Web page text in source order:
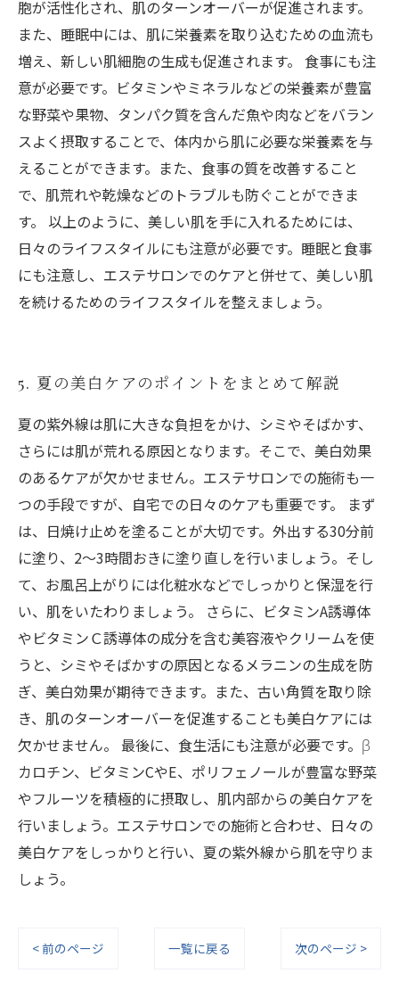
胞が活性化され、肌のターンオーバーが促進されます。
また、睡眠中には、肌に栄養素を取り込むための血流も
増え、新しい肌細胞の生成も促進されます。 食事にも注
意が必要です。ビタミンやミネラルなどの栄養素が豊富
な野菜や果物、タンパク質を含んだ魚や肉などをバラン
スよく摂取することで、体内から肌に必要な栄養素を与
えることができます。また、食事の質を改善すること
で、肌荒れや乾燥などのトラブルも防ぐことができま
す。 以上のように、美しい肌を手に入れるためには、
日々のライフスタイルにも注意が必要です。睡眠と食事
にも注意し、エステサロンでのケアと併せて、美しい肌
を続けるためのライフスタイルを整えましょう。
5. 夏の美白ケアのポイントをまとめて解説
夏の紫外線は肌に大きな負担をかけ、シミやそばかす、
さらには肌が荒れる原因となります。そこで、美白効果
のあるケアが欠かせません。エステサロンでの施術も一
つの手段ですが、自宅での日々のケアも重要です。 まず
は、日焼け止めを塗ることが大切です。外出する30分前
に塗り、2〜3時間おきに塗り直しを行いましょう。そし
て、お風呂上がりには化粧水などでしっかりと保湿を行
い、肌をいたわりましょう。 さらに、ビタミンA誘導体
やビタミンＣ誘導体の成分を含む美容液やクリームを使
うと、シミやそばかすの原因となるメラニンの生成を防
ぎ、美白効果が期待できます。また、古い角質を取り除
き、肌のターンオーバーを促進することも美白ケアには
欠かせません。 最後に、食生活にも注意が必要です。β
カロチン、ビタミンCやE、ポリフェノールが豊富な野菜
やフルーツを積極的に摂取し、肌内部からの美白ケアを
行いましょう。エステサロンでの施術と合わせ、日々の
美白ケアをしっかりと行い、夏の紫外線から肌を守りま
しょう。
< 前のページ 一覧に戻る 次のページ >